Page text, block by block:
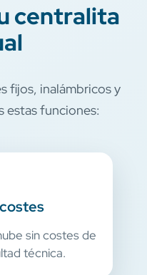
centralita
fijos, inalámbricos y
estas funciones:
sin costes de
técnica.